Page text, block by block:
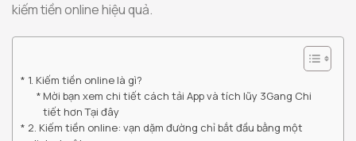
kiếm tiền online hiệu quả.
1. Kiếm tiền online là gì?
Mời bạn xem chi tiết cách tải App và tích lũy 3Gang Chi
tiết hơn Tại đây
2. Kiếm tiền online: vạn dặm đường chỉ bắt đầu bằng một